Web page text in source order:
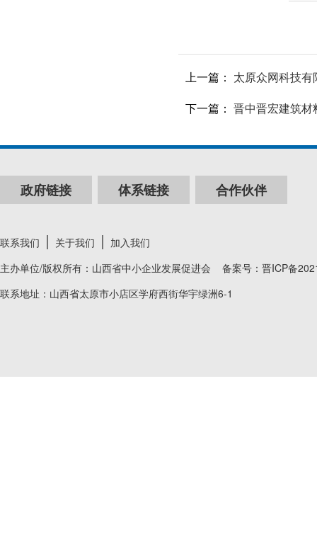
上一篇： 太原众网科技有
下一篇： 晋中晋宏建筑材
政府链接 体系链接 合作伙伴
联系我们 关于我们
加入我们
主办单位/版权所有：山西省中小企业发展促进会 备案号： 晋ICP备
联系地址：山西省太原市小店区学府西街华宇绿洲6-1